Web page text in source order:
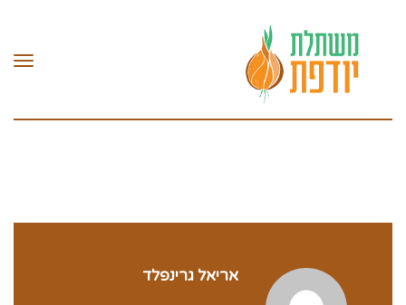
אריאל גרינפלד